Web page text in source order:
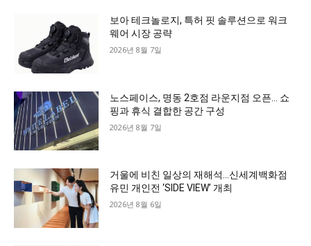
보아 테크놀로지, 특허 핏 솔루션으로 워크
웨어 시장 공략
2026년 8월 7일
노스페이스, 명동 2호점 라운지점 오픈… 쇼
핑과 휴식 결합한 공간 구성
2026년 8월 7일
거울에 비친 일상의 재해석…신세계백화점
유민 개인전 ‘SIDE VIEW’ 개최
2026년 8월 6일